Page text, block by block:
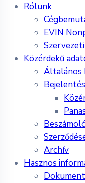
Rólunk
EVIN
Közérdekű
Általános
Archív
Hasznos